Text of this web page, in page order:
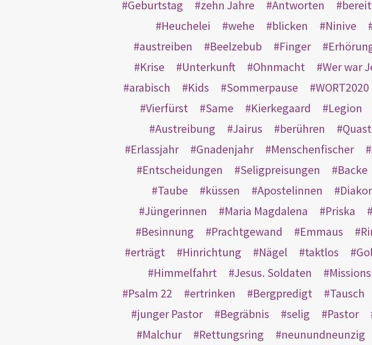
Geburtstag
zehn Jahre Antworten bereit
Heuchelei
wehe blicken Ninive
austreiben
Beelzebub Finger
Krise
Unterkunft Ohnmacht Wer war
arabisch
Kids Sommerpause WORT2020
Vierfürst
Same Kierkegaard Legion
Austreibung
Jairus berühren
Erlassjahr
Gnadenjahr Menschenfischer
Entscheidungen
Seligpreisungen Backe
Taube
küssen Apostelinnen
Jüngerinnen
Maria Magdalena Priska
Besinnung
Prachtgewand Emmaus
erträgt
Hinrichtung Nägel taktlos
Himmelfahrt
Jesus. Soldaten
Psalm 22
ertrinken Bergpredigt Tausch
junger Pastor
Begräbnis selig Pastor
Malchur
Rettungsring neunundneunzig